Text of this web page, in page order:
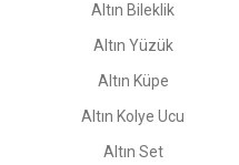
Altın Bileklik
Altın Yüzük
Altın Küpe
Altın Kolye Ucu
Altın Set